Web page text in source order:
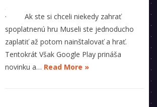
· Ak ste si chceli niekedy zahrať
spoplatnenú hru Museli ste jednoducho
zaplatiť až potom nainštalovať a hrať.
Tentokrát Však Google Play prináša
novinku a… Read More »